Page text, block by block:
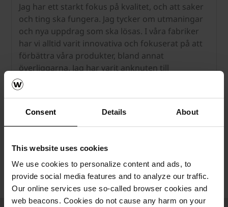
Consent Details About
This website uses cookies
We use cookies to personalize content and ads, to
provide social media features and to analyze our traffic.
Our online services use so-called browser cookies and
web beacons. Cookies do not cause any harm on your
Jag har ett starkt fokus på kvalitet, och att saker
och ting ska fungera. Jag tycker om utmaningar
och nya uppdrag som ska lösas. I våra fabriker
har vi alltid varit innovativa och fokuserat på att
förbättra våra produkter, bland annat
överliggarna. Jag har varit anknuten till
verksamheten i mer än 30 år och arbetar enligt
devisen att medarbetarna är vår viktigaste
gå till arbetet och bli sedda, hörda och
uppmärksammade.